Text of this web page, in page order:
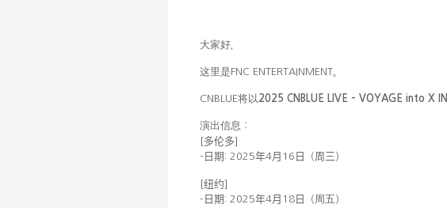
大家好，
这里是 FNC ENTERTAINMENT
CNBLUE将以 2025 CNBLUE LIVE – VOYAGE into X IN
演出信息：
多伦多
- 日期 : 2025年4月 16 日（周三 ）
纽约
- 日期 : 2025年4月 18 日（ 周五 ）